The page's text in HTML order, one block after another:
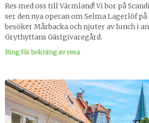
Res med oss till Värmland! Vi bor på
ser den nya operan om Selma Lagerlöf
besöker Mårbacka och njuter av lunch i
Grythyttans Gästgivaregård.
Ring för bokning av resa